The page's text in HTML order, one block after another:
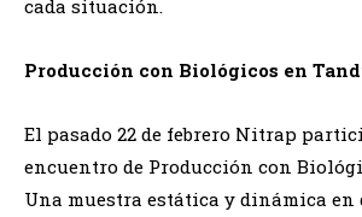
cada situación.
Producción con Biológicos en
El pasado 22 de febrero Nitrap
encuentro de Producción con
Una muestra estática y dinámica en